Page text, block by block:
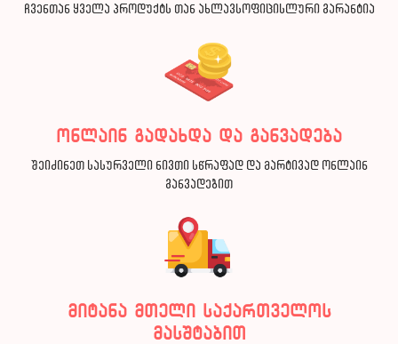
ჩვენთან ყველა პროდუქტს თან ახლავსოფიცისლური გარანტია
ონლაინ გადახდა და განვადება
შეიძინეთ სასურველი ნივთი სწრაფად და მარტივად ონლაინ
განვადებით
მიტანა მთელი საქართველოს
მასშტაბით